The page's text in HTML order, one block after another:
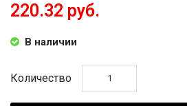
220.32 руб.
В наличии
Количество